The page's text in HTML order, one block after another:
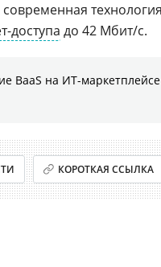
доступа до 42 Мбит/с.
BaaS на ИТ-маркетплейсе
КОРОТКАЯ ССЫЛКА